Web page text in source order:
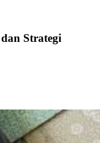
Strategi